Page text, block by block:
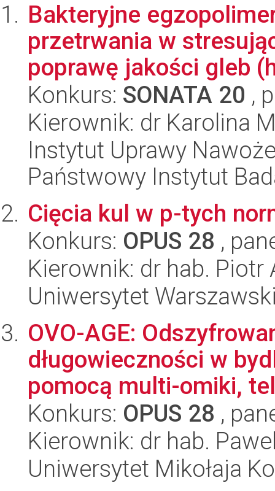
Bakteryjne
przetrwania w
poprawę jakości gleb
Konkurs: SONATA 20 ,
Kierownik: dr Karolina
Instytut Uprawy
Państwowy Instytut
Cięcia kul w p-tych
Konkurs: OPUS 28 ,
Kierownik: dr hab. Piotr
Uniwersytet
OVO-AGE:
długowieczności w
pomocą multi-omiki,
Konkurs: OPUS 28 ,
Kierownik: dr hab.
Uniwersytet Mikołaja